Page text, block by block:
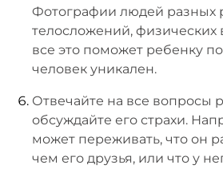
Фотографии людей разных
телосложений,
все это поможет ребенку
человек уникален.
Отвечайте на все вопросы
обсуждайте его страхи.
может переживать, что он
чем его друзья, или что у